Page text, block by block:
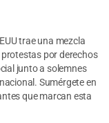
trae una mezcla
por derechos
junto a solemnes
Sumérgete en
que marcan esta